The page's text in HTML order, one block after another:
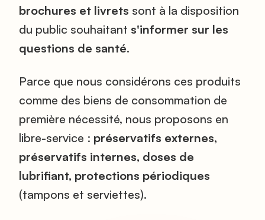
brochures et livrets sont à la disposition
du public souhaitant s'informer sur les
questions de santé.
Parce que nous considérons ces produits
comme des biens de consommation de
première nécessité, nous proposons en
libre-service : préservatifs externes,
préservatifs internes, doses de
lubrifiant, protections périodiques
(tampons et serviettes).